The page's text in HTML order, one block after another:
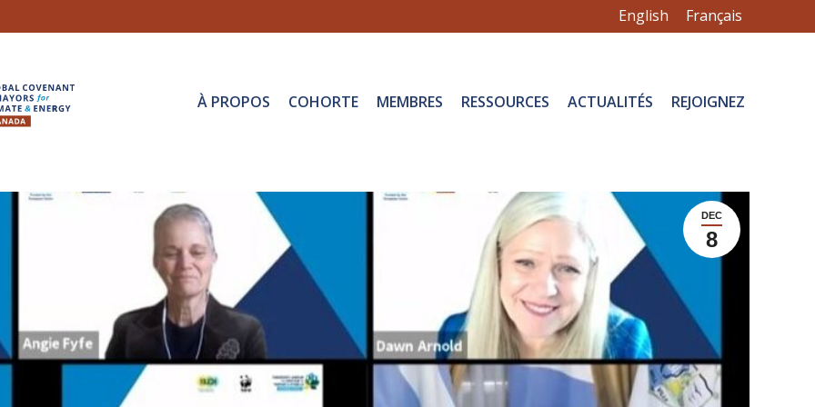
English Français
À PROPOS COHORTE MEMBRES RESSOURCES ACTUALITÉS REJOIGNEZ
DEC
8